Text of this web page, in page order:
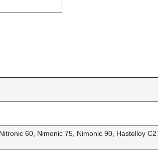
60, Nimonic 75, Nimonic 90, Hastelloy